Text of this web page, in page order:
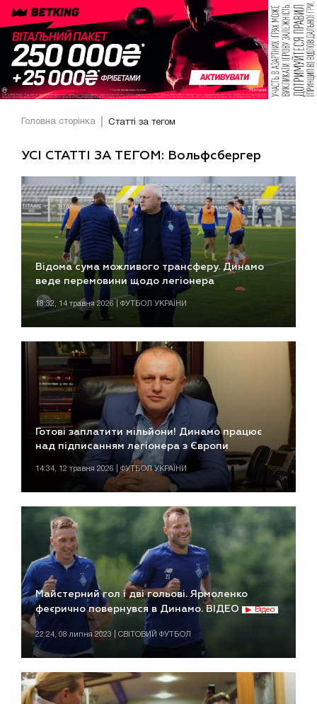
Головна сторінка Статті за тегом
УСІ СТАТТІ ЗА ТЕГОМ: Вольфсбергер
Відома сума можливого трансферу. Динамо
веде перемовини щодо легіонера
18:32, 14 травня 2026 | ФУТБОЛ УКРАЇНИ
Готові заплатити мільйони! Динамо працює
над підписанням легіонера з Європи
14:34, 12 травня 2026 | ФУТБОЛ УКРАЇНИ
Майстерний гол і дві гольові. Ярмоленко
феєрично повернувся в Динамо. ВІДЕО
Відео
22:24, 08 липня 2023 | СВІТОВИЙ ФУТБОЛ